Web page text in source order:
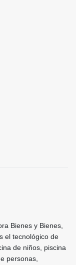
Bienes y Bienes,
el tecnológico de
de niños, piscina
personas,